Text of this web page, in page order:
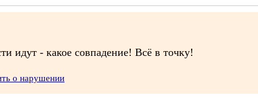
идут - какое совпадение! Всё в точку!
о нарушении